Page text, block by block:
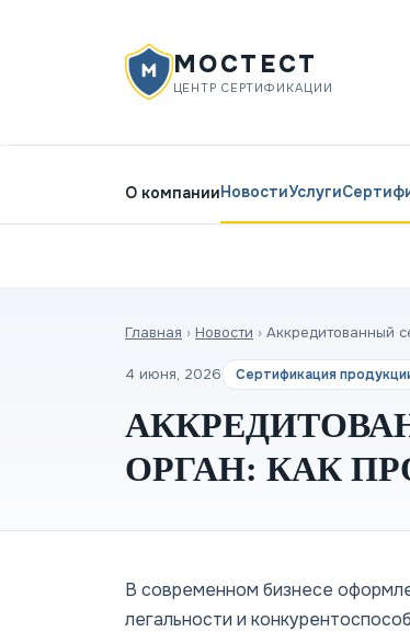
МОСТЕСТ
ЦЕНТР СЕРТИФИКАЦИИ
О компанииНовостиУслуги
Главная › Новости › Аккредитованный
4 июня, 2026 Сертификация
ОРГАН: КАК
В современном бизнесе
легальности и